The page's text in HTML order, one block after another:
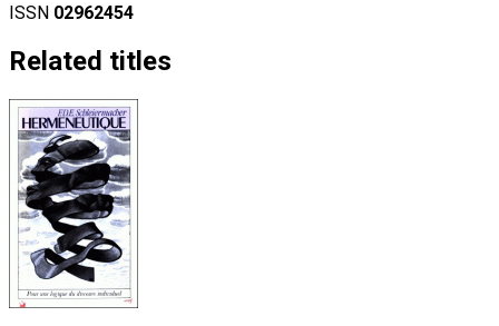
ISSN 02962454
Related titles